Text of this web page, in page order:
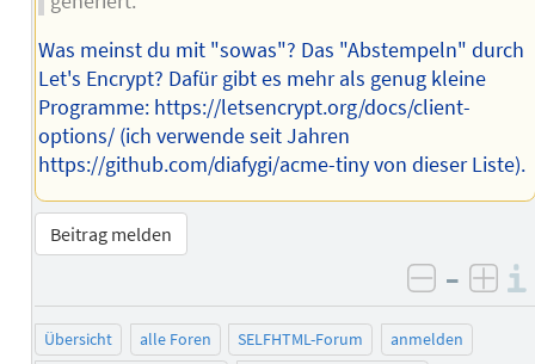
Was meinst du mit "sowas"? Das "Abstempeln" durch
Let's Encrypt? Dafür gibt es mehr als genug kleine
Programme: https://letsencrypt.org/docs/client-
options/ (ich verwende seit Jahren
https://github.com/diafygi/acme-tiny von dieser Liste).
Beitrag melden
negativ
–
Übersicht alle Foren SELFHTML-Forum
anmelden